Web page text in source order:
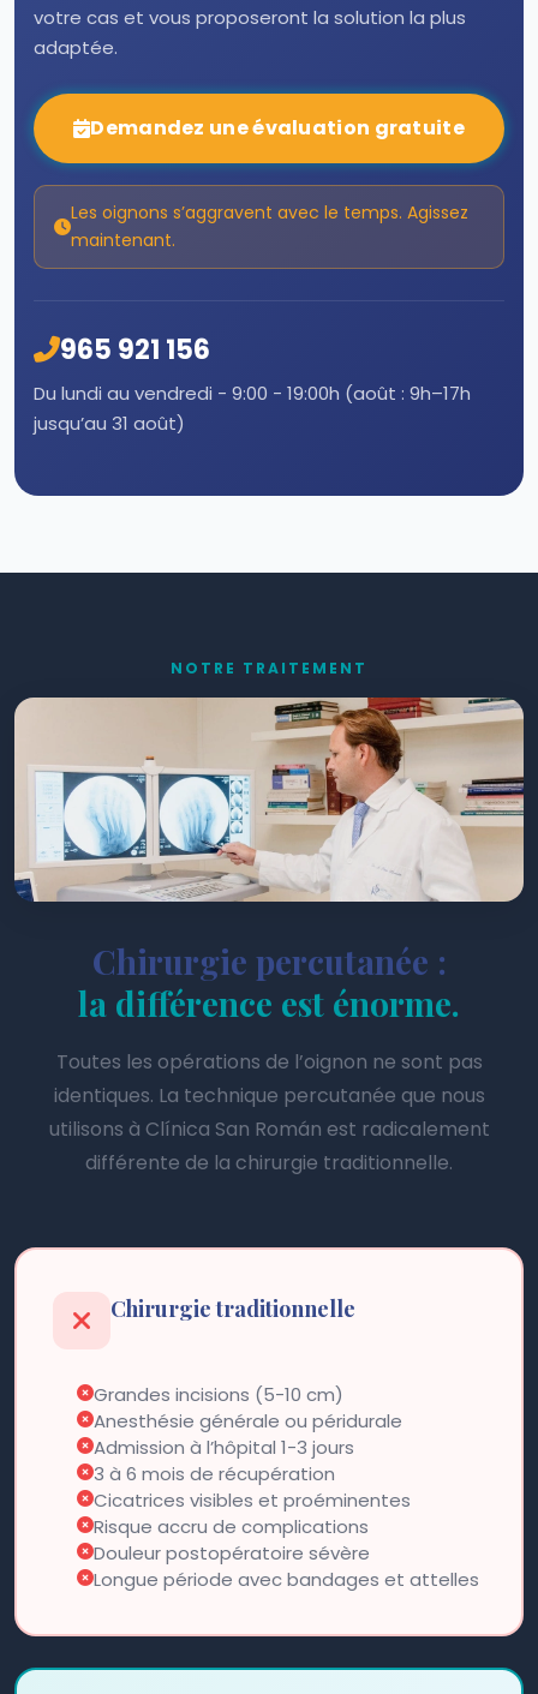
votre cas et vous proposeront la solution la plus
adaptée.
Demandez une évaluation gratuite
Les oignons s’aggravent avec le temps. Agissez
maintenant.
965 921 156
Du lundi au vendredi - 9:00 - 19:00h (août : 9h–17h
jusqu’au 31 août)
NOTRE TRAITEMENT
Chirurgie percutanée :
la différence est énorme.
Toutes les opérations de l’oignon ne sont pas
identiques. La technique percutanée que nous
utilisons à Clínica San Román est radicalement
différente de la chirurgie traditionnelle.
Chirurgie traditionnelle
Grandes incisions (5-10 cm)
Anesthésie générale ou péridurale
Admission à l’hôpital 1-3 jours
3 à 6 mois de récupération
Cicatrices visibles et proéminentes
Risque accru de complications
Douleur postopératoire sévère
Longue période avec bandages et attelles